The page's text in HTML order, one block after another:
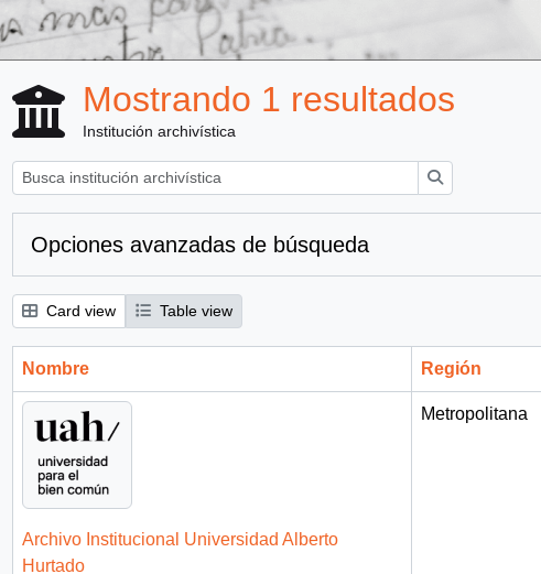
Mostrando 1 resultados
Institución archivística
Opciones avanzadas de búsqueda
Card view Table view
Nombre Región
Archivo Institucional Universidad Alberto
Hurtado
Metropolitana